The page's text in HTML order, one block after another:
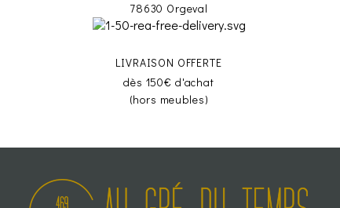
78630 Orgeval
LIVRAISON OFFERTE
dès 150€ d'achat
(hors meubles)